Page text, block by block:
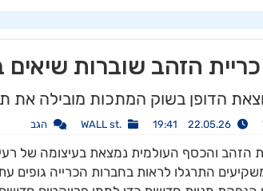
הזהב שוברות שיאים
הדופן בשוק המתכות מובילה
22.05.26 19:41
.WALL st הגב
הזהב והכסף העולמית נמצאת בעיצומה של
התרגלו לראות בחברות הכרייה גופים